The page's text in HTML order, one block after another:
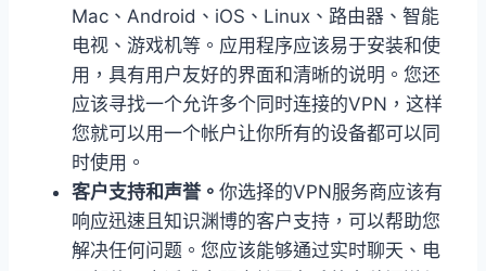
Mac、Android、iOS、Linux、路由器、智能
电视、游戏机等。应用程序应该易于安装和使
用，具有用户友好的界面和清晰的说明。您还
应该寻找一个允许多个同时连接的VPN，这样
您就可以用一个帐户让你所有的设备都可以同
时使用。
客户支持和声誉。 你选择的VPN服务商应该有
响应迅速且知识渊博的客户支持，可以帮助您
解决任何问题。您应该能够通过实时聊天、电